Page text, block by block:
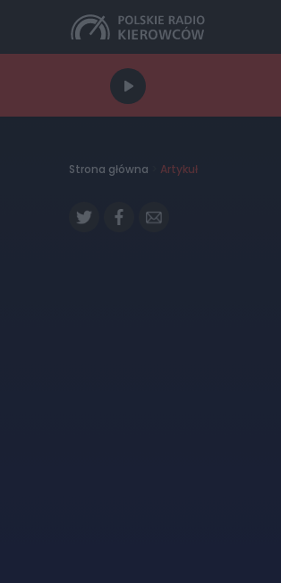
Strona główna Artykuł